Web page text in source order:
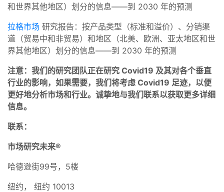
和世界其他地区）划分的信息——到 2030 年的预测
拉格市场 研究报告：按产品类型（标准和溢价）、分销渠
道（贸易中和非贸易）和地区（北美、欧洲、亚太地区和世
界其他地区）划分的信息——到 2030 年的预测
注意：我们的研究团队正在研究 Covid19 及其对各个垂直
行业的影响，如果需要，我们将考虑 Covid19 足迹，以便
更好地分析市场和行业。诚挚地与我们联系以获取更多详细
信息。
联系：
市场研究未来®
哈德逊街99号，5楼
纽约， 纽约 10013